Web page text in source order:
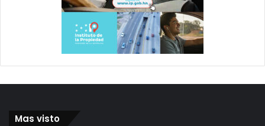
Mas visto